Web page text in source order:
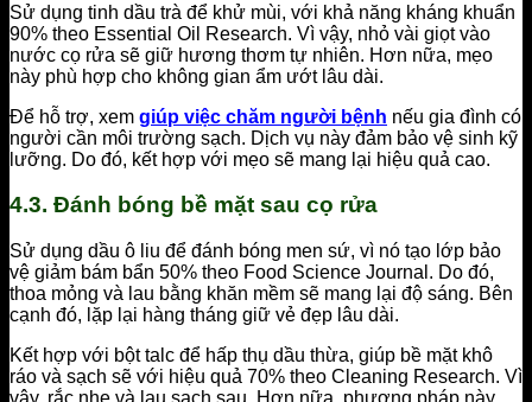
Sử dụng tinh dầu trà để khử mùi, với khả năng kháng khuẩn
90% theo Essential Oil Research. Vì vậy, nhỏ vài giọt vào
nước cọ rửa sẽ giữ hương thơm tự nhiên. Hơn nữa, mẹo
này phù hợp cho không gian ẩm ướt lâu dài.
Để hỗ trợ, xem giúp việc chăm người bệnh nếu gia đình có
người cần môi trường sạch. Dịch vụ này đảm bảo vệ sinh kỹ
lưỡng. Do đó, kết hợp với mẹo sẽ mang lại hiệu quả cao.
4.3. Đánh bóng bề mặt sau cọ rửa
Sử dụng dầu ô liu để đánh bóng men sứ, vì nó tạo lớp bảo
vệ giảm bám bẩn 50% theo Food Science Journal. Do đó,
thoa mỏng và lau bằng khăn mềm sẽ mang lại độ sáng. Bên
cạnh đó, lặp lại hàng tháng giữ vẻ đẹp lâu dài.
Kết hợp với bột talc để hấp thụ dầu thừa, giúp bề mặt khô
ráo và sạch sẽ với hiệu quả 70% theo Cleaning Research. Vì
vậy, rắc nhẹ và lau sạch sau. Hơn nữa, phương pháp này